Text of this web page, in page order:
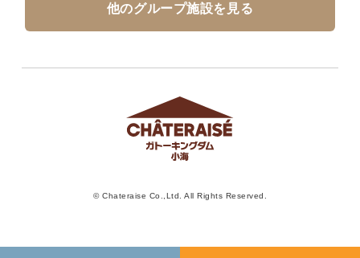
他のグループ施設を見る
© Chateraise Co.,Ltd. All Rights Reserved.